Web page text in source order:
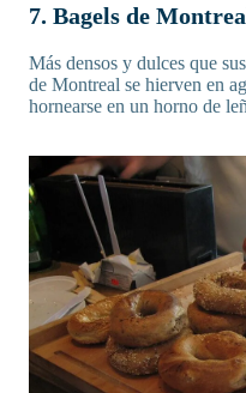
7. Bagels de
Más densos y dulces que
de Montreal se hierven en
hornearse en un horno de